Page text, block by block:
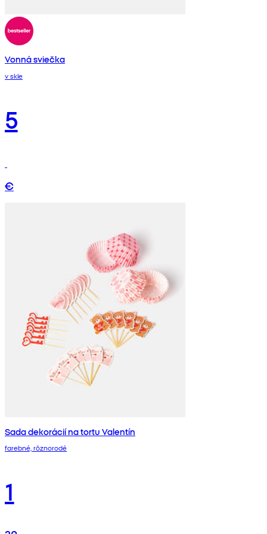
Vonná sviečka
v skle
5
€
Sada dekorácií na tortu Valentín
farebné, rôznorodé
1